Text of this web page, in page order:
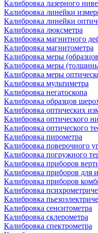
Калибровка лазерного
Калибровка линейки
Калибровка линейки
Калибровка люксметра
Калибровка магнитного
Калибровка магнитометра
Калибровка меры
Калибровка меры
Калибровка меры
Калибровка мультиметра
Калибровка негатоскопа
Калибровка образцов
Калибровка оптических
Калибровка оптического
Калибровка оптического
Калибровка пирометра
Калибровка поверочного
Калибровка погружного
Калибровка приборов
Калибровка приборов для
Калибровка приборов
Калибровка
Калибровка
Калибровка сенситометра
Калибровка склерометра
Калибровка спектрометра